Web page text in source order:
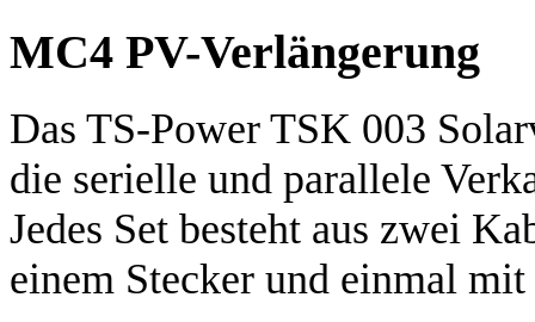
MC4 PV-Verlängerung
Das TS-Power TSK 003
die serielle und parallele
Jedes Set besteht aus zwei
einem Stecker und einmal